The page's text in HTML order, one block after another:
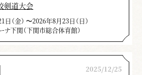
剣道大会
（金） 〜2026年8月23日（日）
ナ下関（下関市総合体育館）
2025/12/25